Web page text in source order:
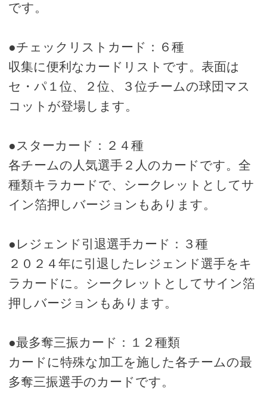
です。
●チェックリストカード：６種
収集に便利なカードリストです。表面は
セ・パ１位、２位、３位チームの球団マス
コットが登場します。
●スターカード：２４種
各チームの人気選手２人のカードです。全
種類キラカードで、シークレットとしてサ
イン箔押しバージョンもあります。
●レジェンド引退選手カード：３種
２０２４年に引退したレジェンド選手をキ
ラカードに。シークレットとしてサイン箔
押しバージョンもあります。
●最多奪三振カード：１２種類
カードに特殊な加工を施した各チームの最
多奪三振選手のカードです。